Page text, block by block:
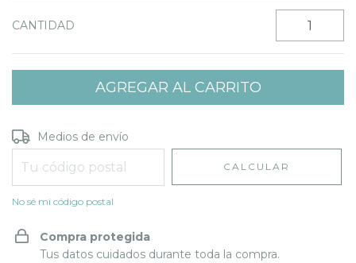
CANTIDAD
Entregas para el CP:
Medios de envío
CALCULAR
No sé mi código postal
Compra protegida
Tus datos cuidados durante toda la compra.